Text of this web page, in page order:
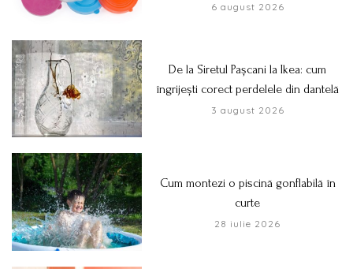
6 august 2026
De la Siretul Pașcani la Ikea: cum
îngrijești corect perdelele din dantelă
3 august 2026
Cum montezi o piscină gonflabilă în
curte
28 iulie 2026